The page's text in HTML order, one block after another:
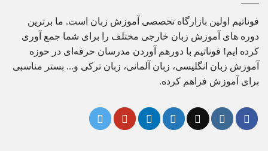
فوناتیم اولین بازارگاه تخصصی آموزش زبان است. ما برترین
دوره های آموزش زبان خارجی مختلف را برای شما جمع آوری
کرده ایم! فوناتیم با دورهم آوردن مدرسان حرفه‌ای در حوزه
آموزش زبان انگلیسی، زبان آلمانی، زبان ترکی و... بستر مناسبی
برای آموزش فراهم کرده.